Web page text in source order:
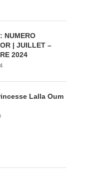
NUMERO
| JUILLET –
2024
Lalla Oum